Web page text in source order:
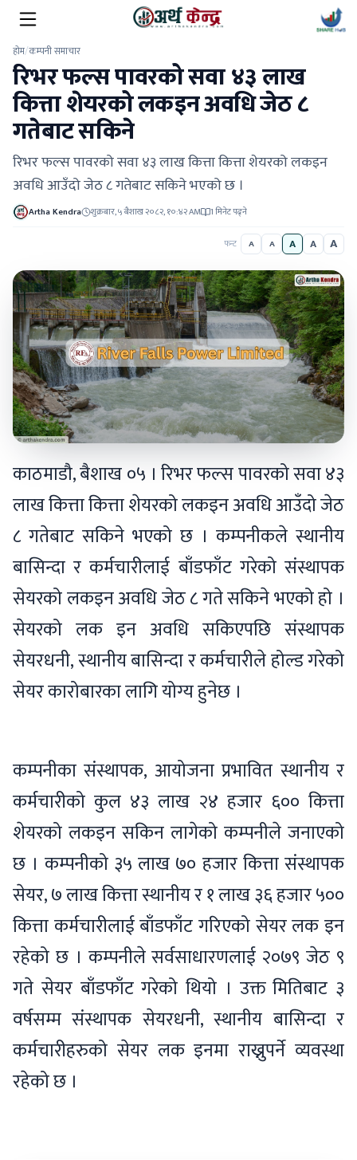
होम/कम्पनी समाचार
रिभर फल्स पावरको सवा ४३ लाख
कित्ता शेयरको लकइन अवधि जेठ ८
गतेबाट सकिने
रिभर फल्स पावरको सवा ४३ लाख कित्ता कित्ता शेयरको लकइन
अवधि आउँदो जेठ ८ गतेबाट सकिने भएको छ ।
Artha Kendra शुक्रबार, ५ बैशाख २०८२, १०:४२ AM 1 मिनेट पढ्ने
फन्ट A A A A A
काठमाडौ, बैशाख ०५ । रिभर फल्स पावरको सवा ४३
लाख कित्ता कित्ता शेयरको लकइन अवधि आउँदो जेठ
८ गतेबाट सकिने भएको छ । कम्पनीकले स्थानीय
बासिन्दा र कर्मचारीलाई बाँडफाँट गरेको संस्थापक
सेयरको लकइन अवधि जेठ ८ गते सकिने भएको हो ।
सेयरको लक इन अवधि सकिएपछि संस्थापक
सेयरधनी, स्थानीय बासिन्दा र कर्मचारीले होल्ड गरेको
सेयर कारोबारका लागि योग्य हुनेछ ।
कम्पनीका संस्थापक, आयोजना प्रभावित स्थानीय र
कर्मचारीको कुल ४३ लाख २४ हजार ६०० कित्ता
शेयरको लकइन सकिन लागेको कम्पनीले जनाएको
छ । कम्पनीको ३५ लाख ७० हजार कित्ता संस्थापक
सेयर, ७ लाख कित्ता स्थानीय र १ लाख ३६ हजार ५००
कित्ता कर्मचारीलाई बाँडफाँट गरिएको सेयर लक इन
रहेको छ । कम्पनीले सर्वसाधारणलाई २०७९ जेठ ९
गते सेयर बाँडफाँट गरेको थियो । उक्त मितिबाट ३
वर्षसम्म संस्थापक सेयरधनी, स्थानीय बासिन्दा र
कर्मचारीहरुको सेयर लक इनमा राख्नुपर्ने व्यवस्था
रहेको छ ।